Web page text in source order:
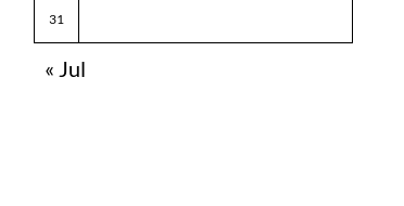
31
« Jul